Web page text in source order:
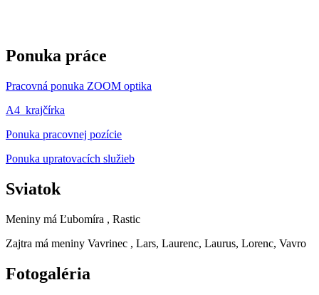
Ponuka práce
Pracovná ponuka ZOOM optika
A4_krajčírka
Ponuka pracovnej pozície
Ponuka upratovacích služieb
Sviatok
Meniny má Ľubomíra , Rastic
Zajtra má meniny Vavrinec , Lars, Laurenc, Laurus, Lorenc, Vavro
Fotogaléria